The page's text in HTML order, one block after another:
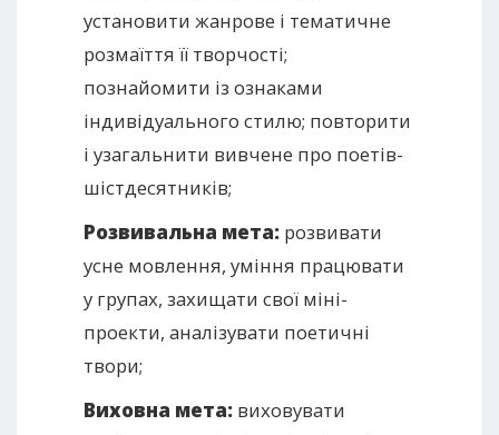
установити жанрове і тематичне
розмаїття її творчості;
познайомити із ознаками
індивідуального стилю; повторити
і узагальнити вивчене про поетів-
шістдесятників;
Розвивальна мета: розвивати
усне мовлення, уміння працювати
у групах, захищати свої міні-
проекти, аналізувати поетичні
твори;
Виховна мета: виховувати